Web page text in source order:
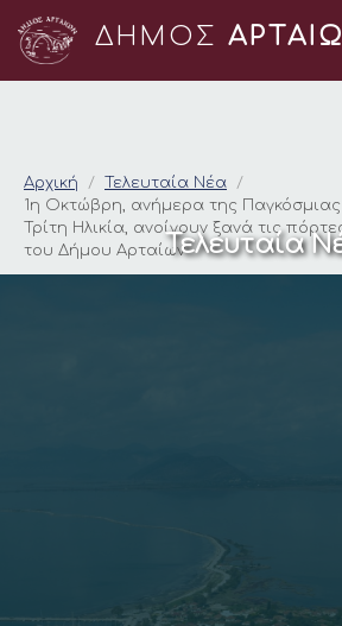
ΔΗΜΟΣ
1η Οκτώβρη,
Αρχική
Τελευταία Νέα
1η Οκτώβρη, ανήμερα της
Τρίτη Ηλικία, ανοίγουν ξανά τις
του Δήμου ΑρταίωνΤελευταία